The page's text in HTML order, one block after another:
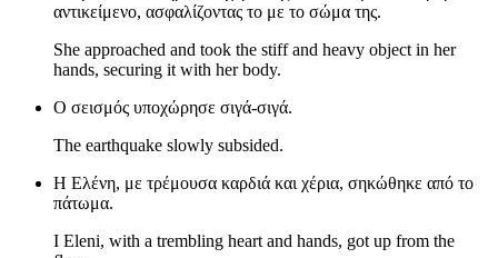
αντικείμενο, ασφαλίζοντας το με το σώμα της.
She approached and took the stiff and heavy object in her
hands, securing it with her body.
Ο σεισμός υποχώρησε σιγά-σιγά.
The earthquake slowly subsided.
Η Ελένη, με τρέμουσα καρδιά και χέρια, σηκώθηκε από το
πάτωμα.
I Eleni, with a trembling heart and hands, got up from the